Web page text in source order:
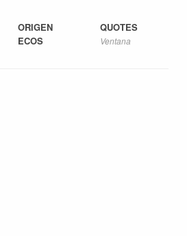
ORIGEN
ECOS
QUOTES
Ventana